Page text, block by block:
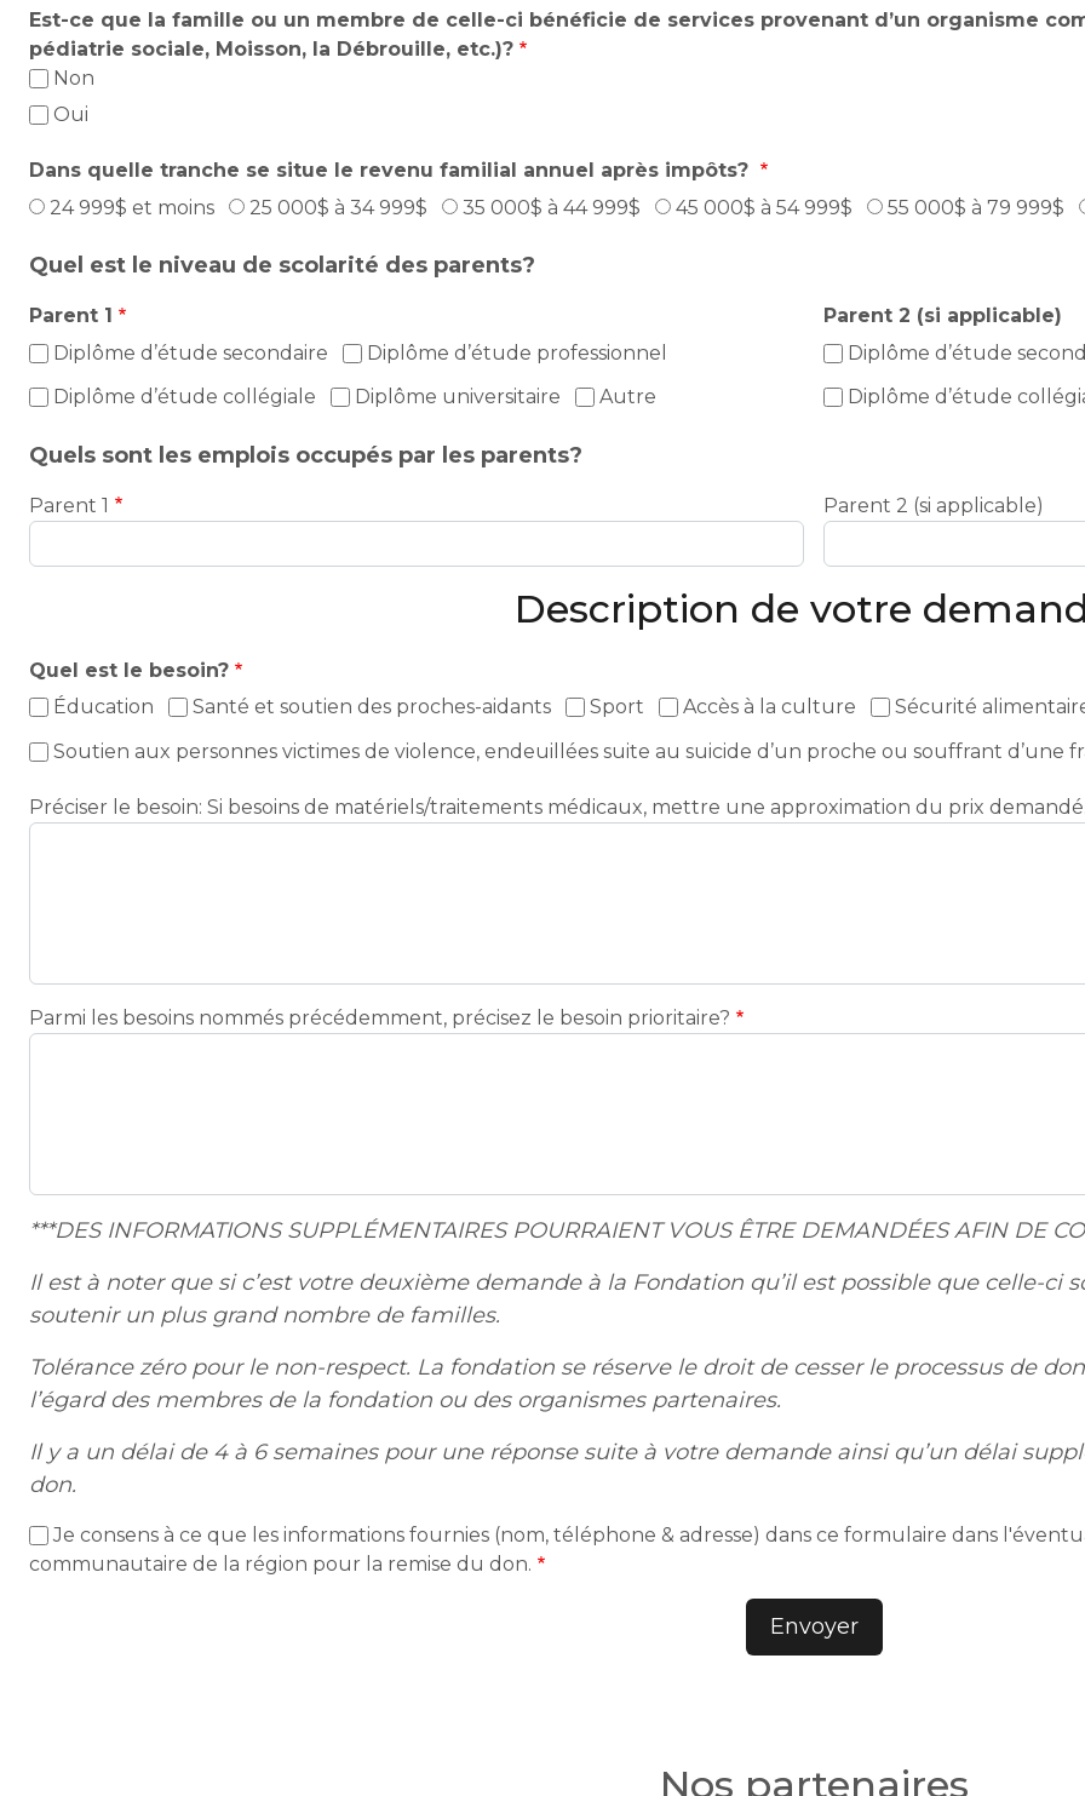
Est-ce que la famille ou un membre de celle-ci bénéficie de services provenant d’un organisme
pédiatrie sociale, Moisson, la Débrouille, etc.)?
Non
Oui
Dans quelle tranche se situe le revenu familial annuel après impôts?
24 999$ et moins
25 000$ à 34 999$ 35 000$ à 44 999$ 45 000$ à 54 999$ 55 000$ à 79 999$
Quel est le niveau de scolarité des parents?
Parent 1
Diplôme d’étude secondaire
Diplôme d’étude professionnel
Diplôme d’étude collégiale
Diplôme universitaire Autre
Parent 2 (si applicable)
Diplôme d’étude
Diplôme d’étude
Quels sont les emplois occupés par les parents?
Parent 1 Parent 2 (si applicable)
Description de votre
Quel est le besoin?
Éducation
Santé et soutien des proches-aidants Sport Accès à la culture
Sécurité
Soutien aux personnes victimes de violence, endeuillées suite au suicide d’un proche ou souffrant d’une
Préciser le besoin: Si besoins de matériels/traitements médicaux, mettre une approximation du prix
Parmi les besoins nommés précédemment, précisez le besoin prioritaire?
***DES INFORMATIONS SUPPLÉMENTAIRES POURRAIENT VOUS ÊTRE DEMANDÉES AFIN DE
Il est à noter que si c’est votre deuxième demande à la Fondation qu’il est possible que celle-ci
soutenir un plus grand nombre de familles.
Tolérance zéro pour le non-respect. La fondation se réserve le droit de cesser le processus de
l’égard des membres de la fondation ou des organismes partenaires.
Il y a un délai de 4 à 6 semaines pour une réponse suite à votre demande ainsi qu’un délai
don.
Je consens à ce que les informations fournies (nom, téléphone & adresse) dans ce formulaire dans
communautaire de la région pour la remise du don.
Nos partenaires